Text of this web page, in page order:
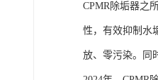
CPMR除垢器之
性，有效抑制水
放、零污染。同